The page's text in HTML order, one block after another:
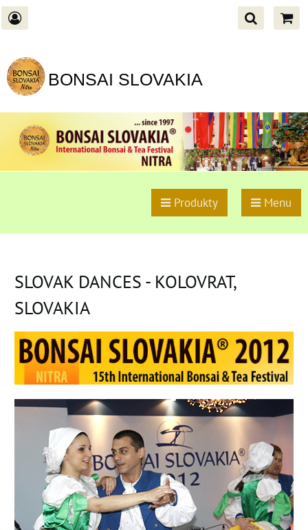
BONSAI SLOVAKIA
Produkty Menu
SLOVAK DANCES - KOLOVRAT,
SLOVAKIA